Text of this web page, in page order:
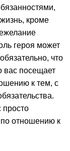
кроме
героя может
что
вас посещает
к тем, с
просто
по отношению к